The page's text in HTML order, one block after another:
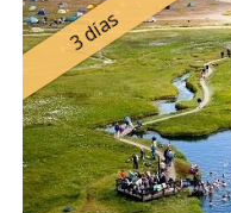
3 días